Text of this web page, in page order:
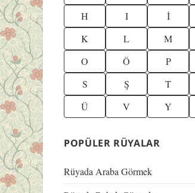
H
I İ
K
L M
O
Ö P
S
Ş T
Ü
V Y
POPÜLER RÜYALAR
Rüyada Araba Görmek